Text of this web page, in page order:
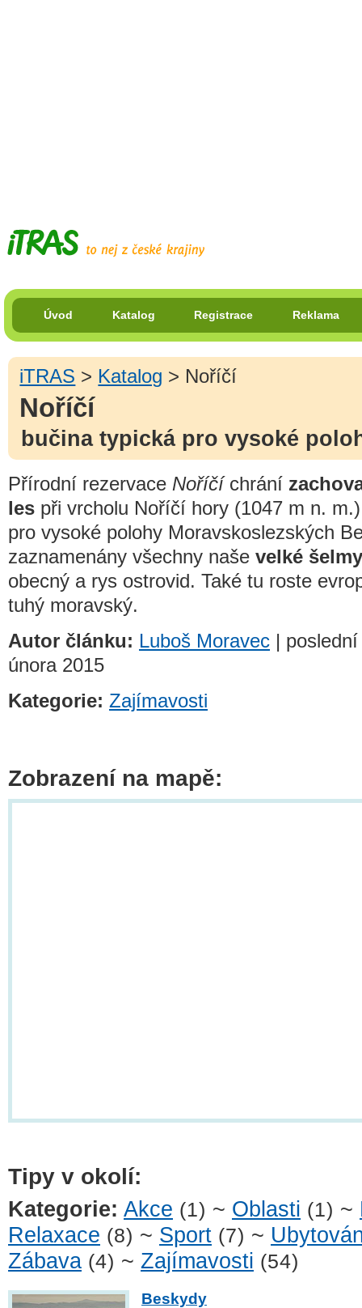
Úvod Katalog Registrace Reklama
iTRAS > Katalog > Noříčí
Noříčí
bučina typická pro vysoké
Přírodní rezervace Noříčíchrání
les při vrcholu Noříčí hory (1047 m n.
pro vysoké polohy Moravskoslezských
zaznamenány všechny naše velké
obecný a rys ostrovid. Také tu roste
tuhý moravský.
Autor článku: Luboš Moravec |
února 2015
Kategorie: Zajímavosti
Zobrazení na mapě:
Tipy v okolí:
Kategorie: Akce (1) ~ Oblasti (1) ~
Relaxace (8) ~ Sport (7) ~
Zábava (4) ~ Zajímavosti (54)
Beskydy